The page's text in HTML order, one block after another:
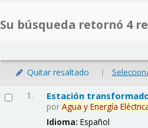
Su búsqueda retornó 4
Quitar resaltado |
1. Estación
porAgua y Energía
Idioma:Español